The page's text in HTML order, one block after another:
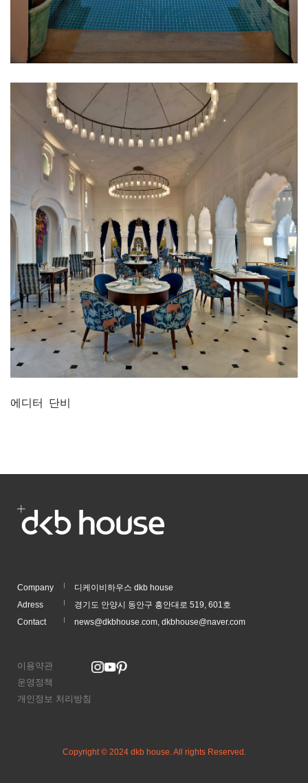
에디터 단비
Company
디케이비하우스 dkb house
Adress
경기도 안양시 동안구 흥안대로 519, 601호
Contact
news@dkbhouse.com, dkbhouse@naver.com
이용약관
운영정책
개인정보 처리방침
Copyright © 2024 dkb house. All rights Reserved.